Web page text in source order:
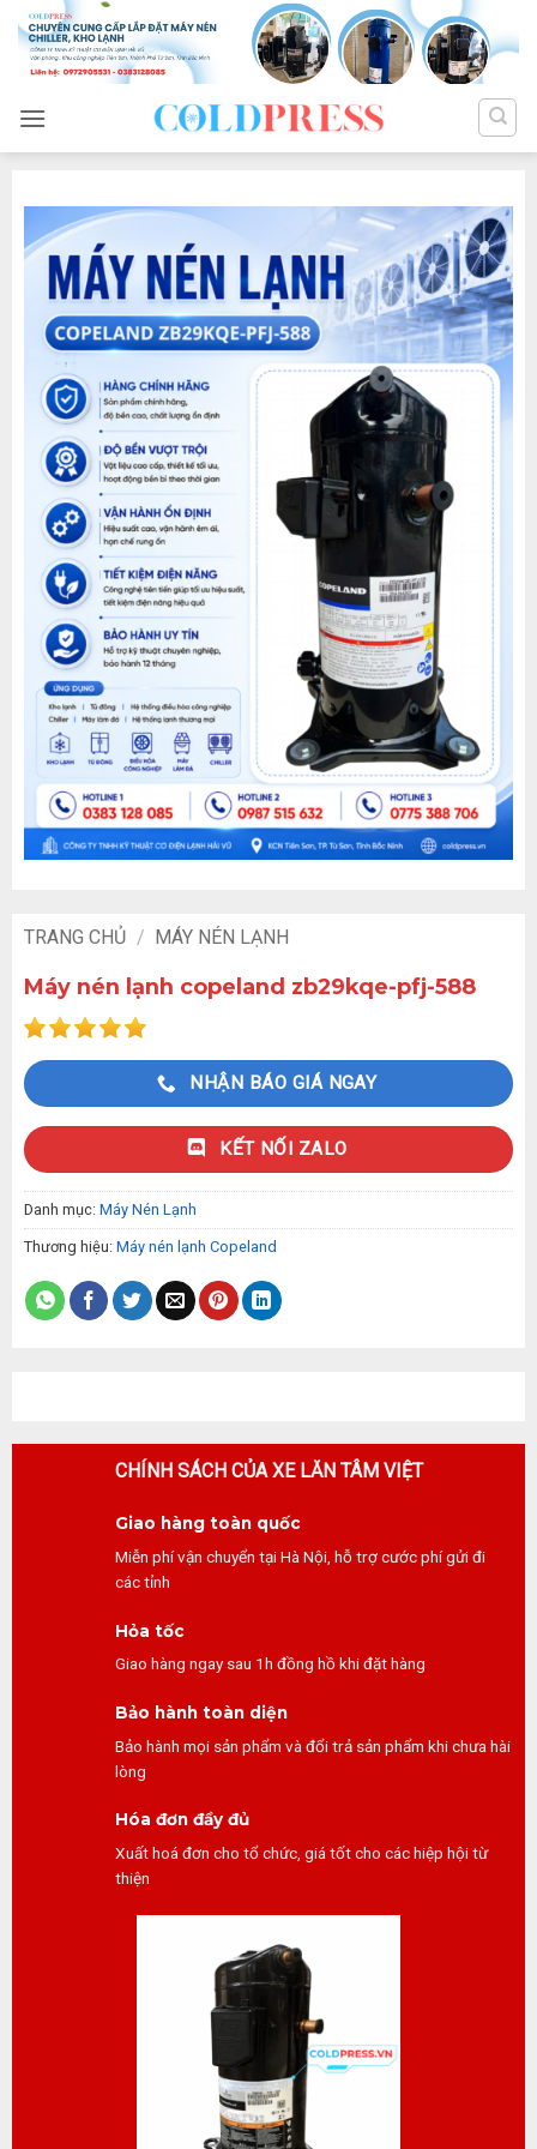
TRANG CHỦ / MÁY NÉN LẠNH
Máy nén lạnh copeland zb29kqe-pfj-588
NHẬN BÁO GIÁ NGAY
KẾT NỐI ZALO
Danh mục: Máy Nén Lạnh
Thương hiệu: Máy nén lạnh Copeland
CHÍNH SÁCH CỦA XE LĂN TÂM VIỆT
Giao hàng toàn quốc
Miễn phí vận chuyển tại Hà Nội, hỗ trợ cước phí gửi đi
các tỉnh
Hỏa tốc
Giao hàng ngay sau 1h đồng hồ khi đặt hàng
Bảo hành toàn diện
Bảo hành mọi sản phẩm và đổi trả sản phẩm khi chưa hài
lòng
Hóa đơn đầy đủ
Xuất hoá đơn cho tổ chức, giá tốt cho các hiệp hội từ
thiện